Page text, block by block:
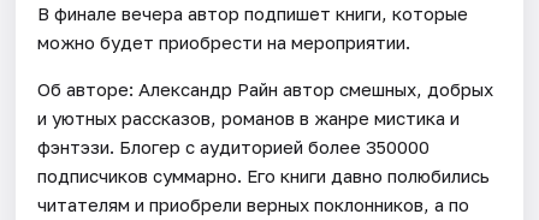
В финале вечера автор подпишет книги, которые
можно будет приобрести на мероприятии.
Об авторе: Александр Райн автор смешных, добрых
и уютных рассказов, романов в жанре мистика и
фэнтэзи. Блогер с аудиторией более 350000
подписчиков суммарно. Его книги давно полюбились
читателям и приобрели верных поклонников, а по